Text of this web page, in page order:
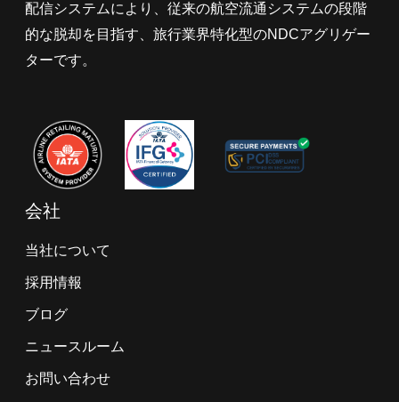
配信システムにより、従来の航空流通システムの段階
的な脱却を目指す、旅行業界特化型のNDCアグリゲー
ターです。
会社
当社について
採用情報
ブログ
ニュースルーム
お問い合わせ